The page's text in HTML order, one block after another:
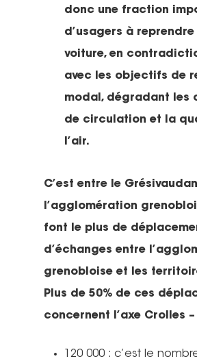
donc une fraction
d’usagers à reprendre
voiture, en
avec les objectifs de
modal, dégradant les
de circulation et la
l’air.
C’est entre le
l’agglomération
font le plus de
d’échanges entre
grenobloise et les
Plus de 50% de ces
concernent l’axe Crolles
120 000 : c’est le